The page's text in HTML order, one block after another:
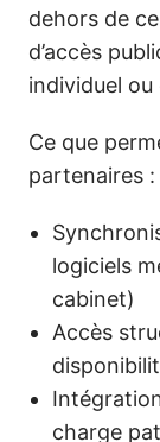
dehors de
d’accès
individuel
Ce que
partenaires :
logiciels
cabinet)
Accès
charge